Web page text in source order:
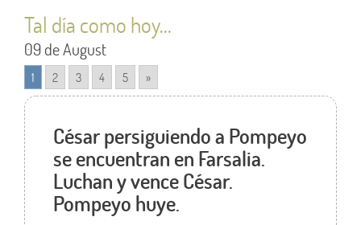
Tal día como hoy...
09 de August
1 2 3 4 5 »
César persiguiendo a Pompeyo
se encuentran en Farsalia.
Luchan y vence César.
Pompeyo huye.